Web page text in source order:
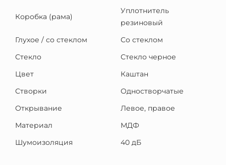
Коробка (рама)
Уплотнитель
резиновый
Глухое / со стеклом
Со стеклом
Стекло
Стекло черное
Цвет
Каштан
Створки
Одностворчатые
Открывание
Левое, правое
Материал
МДФ
Шумоизоляция
40 дБ